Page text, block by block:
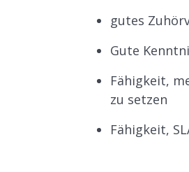
gutes
Gute
Fähigkeit,
zu setzen
Fähigkeit,